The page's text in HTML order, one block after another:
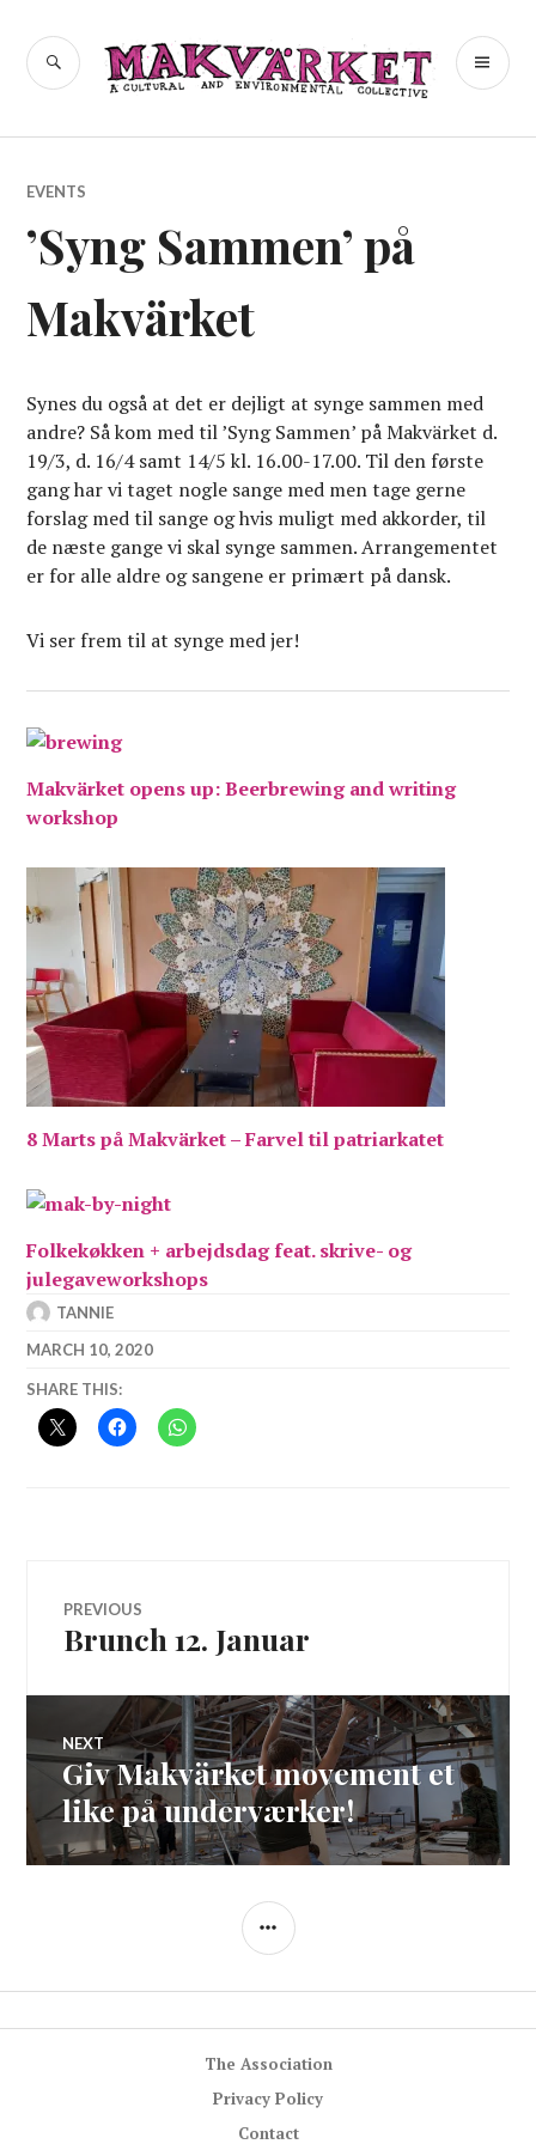
content
Makvärket
a cultural and environmental
collective
SEARCH
EVENTS
’Syng Sammen’ på
Makvärket
Synes du også at det er dejligt at synge sammen med
andre? Så kom med til ’Syng Sammen’ på Makvärket d.
19/3, d. 16/4 samt 14/5 kl. 16.00-17.00. Til den første
gang har vi taget nogle sange med men tage gerne
forslag med til sange og hvis muligt med akkorder, til
de næste gange vi skal synge sammen. Arrangementet
er for alle aldre og sangene er primært på dansk.
Vi ser frem til at synge med jer!
Makvärket opens up: Beerbrewing and writing
workshop
8 Marts på Makvärket – Farvel til patriarkatet
Folkekøkken + arbejdsdag feat. skrive- og
julegaveworkshops
TANNIE
MARCH 10, 2020
SHARE THIS:
Post
navigation
PREVIOUS
Previous
Brunch 12. Januar
NEXT
Next
post:
Giv Makvärket movement et
like på underværker!
SIDEBAR
The Association
Privacy Policy
Contact